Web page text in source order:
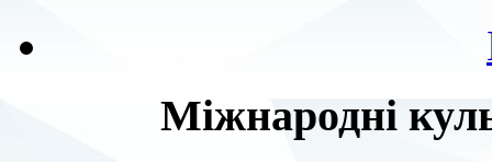
Міжнародні